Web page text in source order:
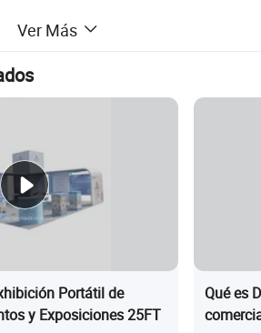
Ver Más
Portátil de
y Exposiciones 25FT
Qué es